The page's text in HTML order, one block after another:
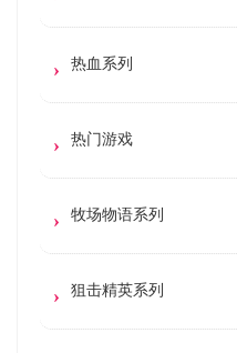
热血系列
热门游戏
牧场物语系列
狙击精英系列